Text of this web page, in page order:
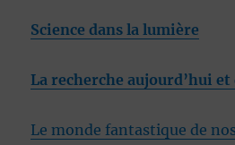
Science dans la lumière
La recherche aujourd’hui
Le monde fantastique de